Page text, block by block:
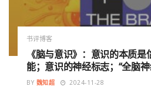
书评博客
《脑与意识》：意识的本质
能；意识的神经标志；“全脑
BY 魏知超 2024-11-28